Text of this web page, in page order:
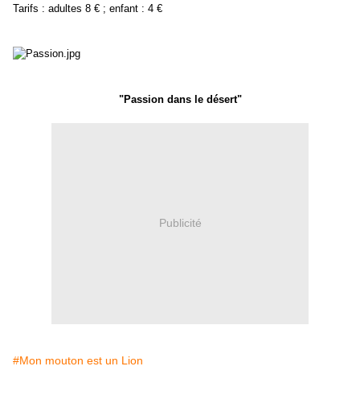
Tarifs : adultes 8 € ; enfant : 4 €
"Passion dans le désert"
Publicité
#Mon mouton est un Lion